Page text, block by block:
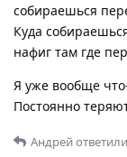
собираешься
Куда
нафиг там где
Я уже вообще
Постоянно
Андрей